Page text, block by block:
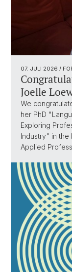
07. JULI 2026 /
Joelle
We
her PhD
Exploring
Industry" in the
Applied